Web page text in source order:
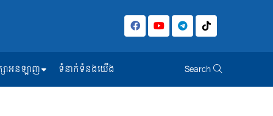
សាអនឡាញ ទំនាក់ទំនងយើង Search